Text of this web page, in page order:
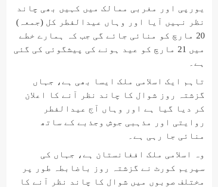
یورپی اور مغربی ممالک میں کہیں بھی چاند
نظر نہیں آیا اور وہاں عیدالفطر کل (جمعہ)
20 مارچ کو منائی جائے گی جب کہ ہمارے خطے
میں 21 مارچ کو عید ہونے کی پیشگوئی کی گئی
ہے۔
تاہم ایک اسلامی ملک ایسا بھی ہے، جہاں
گزشتہ روز شوال کا چاند نظر آنے کا اعلان
کر دیا گیا ہے اور وہاں آج عیدالفطر
روایتی اور مذہبی جوش وجذبے کے ساتھ
منائی جا رہی ہے۔
وہ اسلامی ملک افغانستان ہے، جہاں کی
سپریم کورٹ نے گزشتہ روز باضابطہ طور پر
مختلف صوبوں میں شوال کا چاند نظر آنے کا